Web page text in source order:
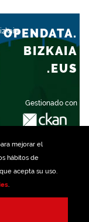
mejorar el
hábitos de
acepta su uso.
.
Gestionado con
OPENDATA.
BIZKAIA
.EUS